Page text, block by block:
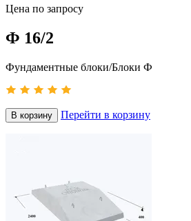
Цена по запросу
Ф 16/2
Фундаментные блоки/Блоки Ф
В корзину Перейти в корзину